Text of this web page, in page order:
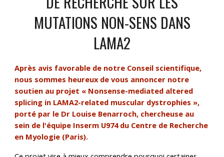
MUTATIONS NON-SENS DANS
LAMA2
Après avis favorable de notre Conseil scientifique,
nous sommes heureux de vous annoncer notre
soutien au projet « Nonsense-mediated altered
splicing in LAMA2-related muscular dystrophies »,
porté par le Dr Louise Benarroch, chercheuse au
sein de l'équipe Inserm U974 du Centre de Recherche
en Myologie (Paris).